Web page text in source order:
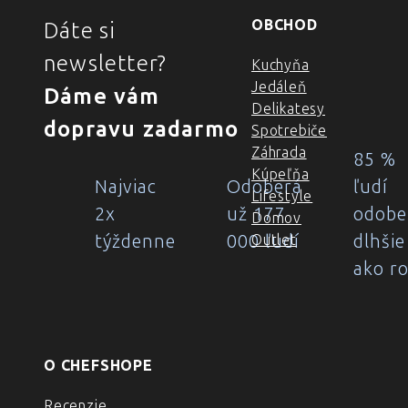
Dáte si
newsletter?
Dáme vám
dopravu zadarmo
Najviac
2x
týždenne
Odoberá
už 177
000 ľudí
85 %
ľudí
dlhšie
ako
OBCHOD
Kuchyňa
Jedáleň
Delikatesy
Spotrebiče
Záhrada
Kúpeľňa
Lifestyle
Domov
Outlet
O CHEFSHOPE